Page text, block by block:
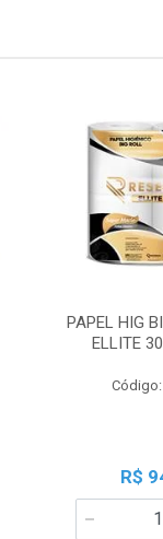
PAPEL HIG
ELLITE
Código:
R$